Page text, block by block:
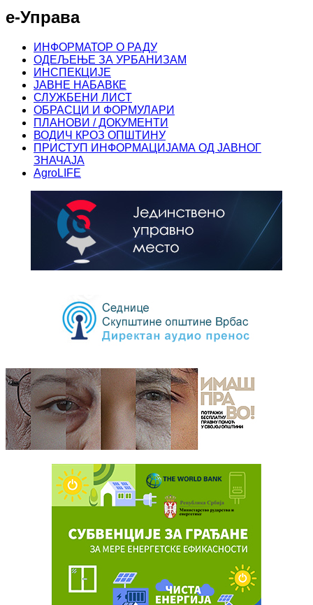
е-Управа
ИНФОРМАТОР О РАДУ
ОДЕЉЕЊЕ ЗА УРБАНИЗАМ
ИНСПЕКЦИЈЕ
ЈАВНЕ НАБАВКЕ
СЛУЖБЕНИ ЛИСТ
ОБРАСЦИ И ФОРМУЛАРИ
ПЛАНОВИ / ДОКУМЕНТИ
ВОДИЧ КРОЗ ОПШТИНУ
ПРИСТУП ИНФОРМАЦИЈАМА ОД ЈАВНОГ
ЗНАЧАЈА
AgroLIFE